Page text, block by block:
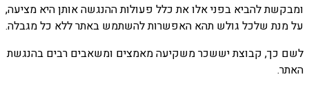
ומבקשת להביא בפני אלו את כלל פעולות ההנגשה אותן היא מציעה,
על מנת שלכל גולש תהא האפשרות להשתמש באתר ללא כל מגבלה.
לשם כך, קבוצת יששכר משקיעה מאמצים ומשאבים רבים בהנגשת
האתר.